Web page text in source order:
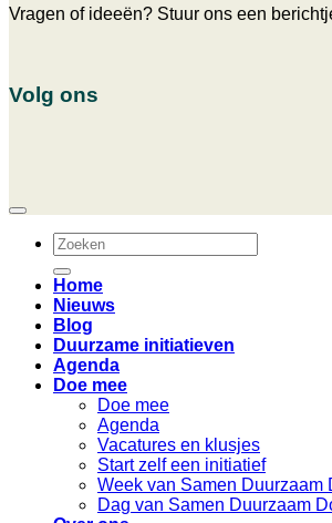
Vragen of ideeën? Stuur ons een
Volg ons
Home
Nieuws
Blog
Duurzame initiatieven
Agenda
Doe mee
Doe mee
Agenda
Vacatures en klusjes
Start zelf een initiatief
Week van Samen Duurzaam
Dag van Samen Duurzaam